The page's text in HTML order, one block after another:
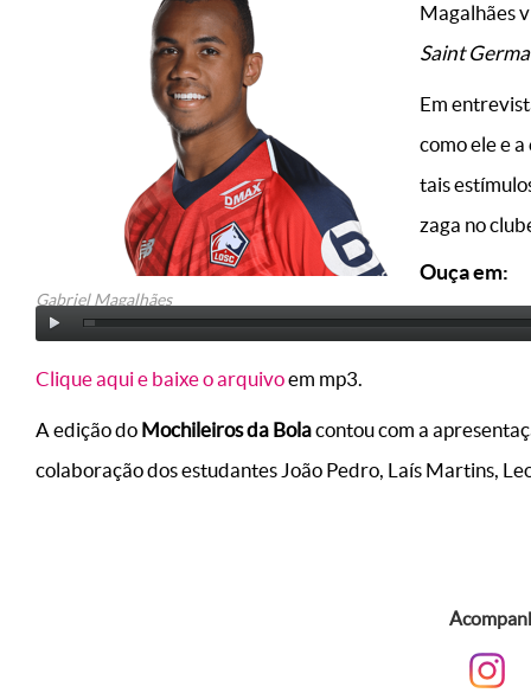
Gabriel Magalhães
Magalhães
Saint
Em
como ele e
tais
zaga no
Ouça em:
Clique aqui e baixe o arquivoem mp3.
A edição do Mochileiros da Bolacontou com a
colaboração dos estudantes João Pedro, Laís Martins,